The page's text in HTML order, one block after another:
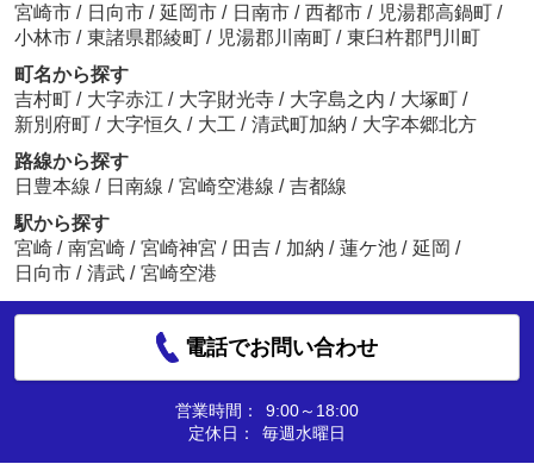
宮崎市 / 日向市 / 延岡市 / 日南市 / 西都市 / 児湯郡高鍋町 /
小林市 / 東諸県郡綾町 / 児湯郡川南町 / 東臼杵郡門川町
町名から探す
吉村町 / 大字赤江 / 大字財光寺 / 大字島之内 / 大塚町 /
新別府町 / 大字恒久 / 大工 / 清武町加納 / 大字本郷北方
路線から探す
日豊本線 / 日南線 / 宮崎空港線 / 吉都線
駅から探す
宮崎 / 南宮崎 / 宮崎神宮 / 田吉 / 加納 / 蓮ケ池 / 延岡 /
日向市 / 清武 / 宮崎空港
電話でお問い合わせ
営業時間：
9:00～18:00
定休日：
毎週水曜日